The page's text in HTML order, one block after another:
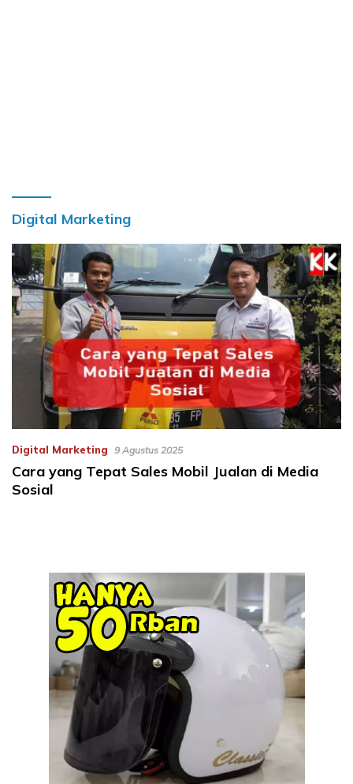
Digital Marketing
Digital Marketing 9 Agustus 2025
Cara yang Tepat Sales Mobil Jualan di Media
Sosial